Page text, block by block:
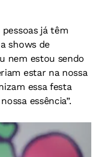
já têm
shows de
nem estou sendo
estar na nossa
essa festa
essência”.